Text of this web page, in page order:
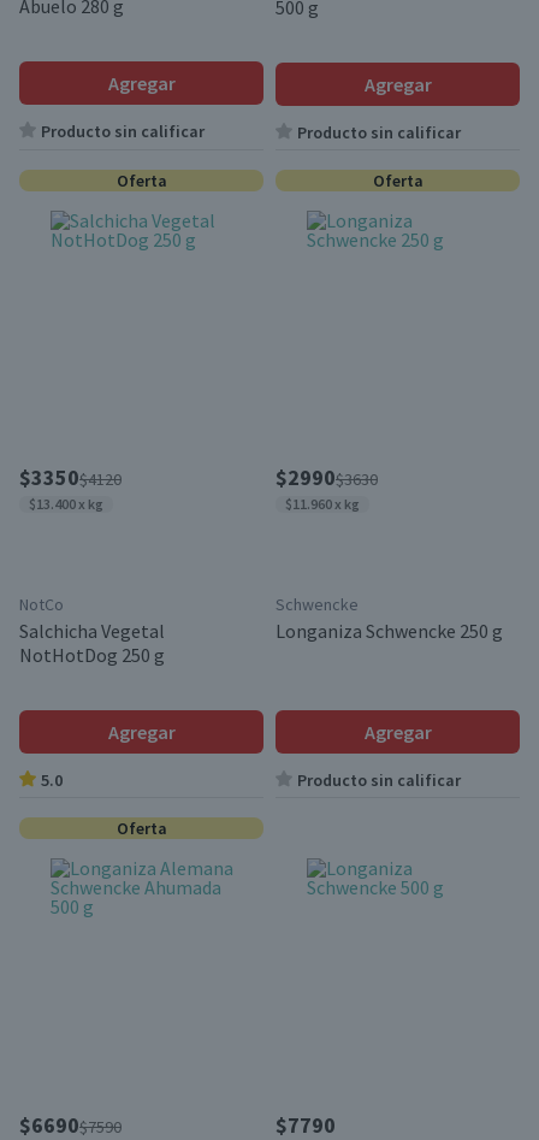
Abuelo 280 g
Agregar
Producto sin calificar
500 g
Agregar
Producto sin calificar
Oferta
$3350$4120
$13.400 x kg
NotCo
Salchicha Vegetal
NotHotDog 250 g
Agregar
5.0
Oferta
$2990$3630
$11.960 x kg
Schwencke
Longaniza Schwencke 250 g
Agregar
Producto sin calificar
Oferta
$6690$7590 $7790